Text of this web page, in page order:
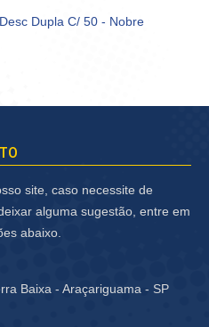
Dupla C/ 50 - Nobre
site, caso necessite de
alguma sugestão, entre em
abaixo.
Baixa - Araçariguama - SP